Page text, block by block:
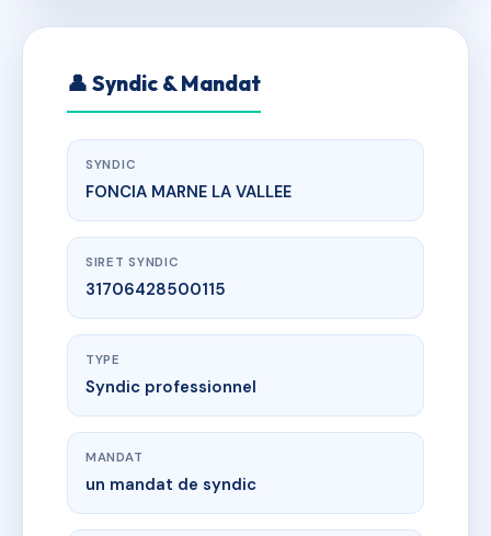
👤 Syndic & Mandat
SYNDIC
FONCIA MARNE LA VALLEE
SIRET SYNDIC
31706428500115
TYPE
Syndic professionnel
MANDAT
un mandat de syndic